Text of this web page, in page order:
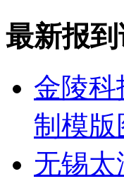
最新报
金陵科
制模版
无锡